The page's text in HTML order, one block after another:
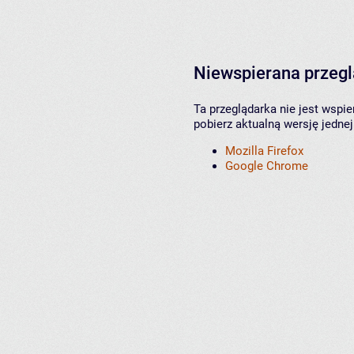
Niewspierana
Ta przeglądarka nie jest
pobierz aktualną wersję
Mozilla Firefox
Google Chrome